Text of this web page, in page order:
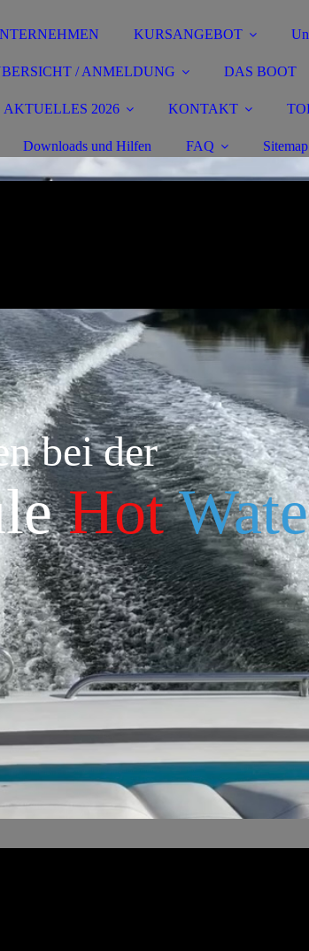
KURSANGEBOT
/ ANMELDUNG DAS BOOT
AKTUELLES 2026 KONTAKT
Downloads und Hilfen FAQ Sitemap
bei der
Hot